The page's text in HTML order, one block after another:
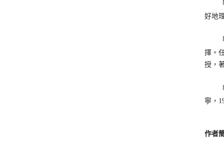
「
好地
「
擇。
授，
「
寧，
作者